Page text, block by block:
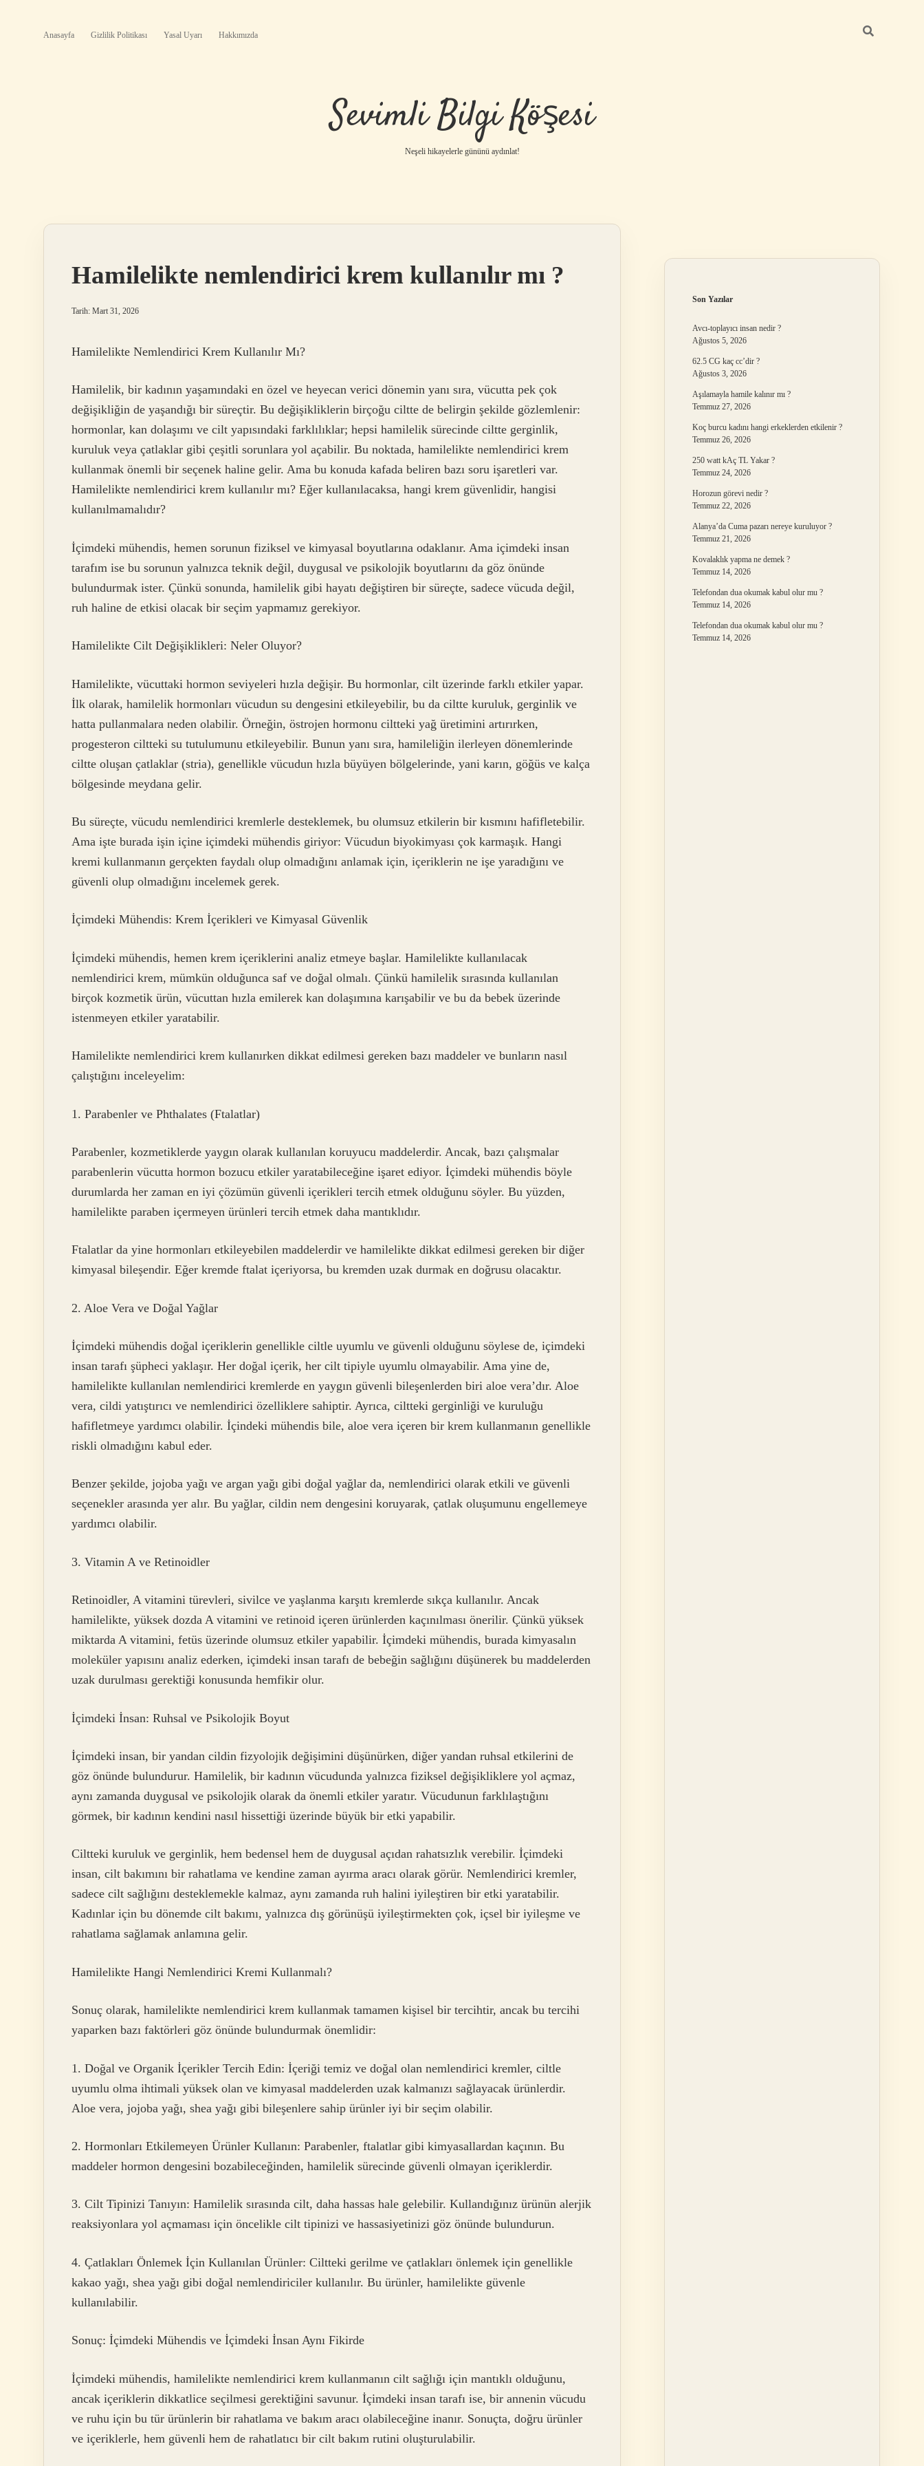
Anasayfa Gizlilik Politikası Yasal Uyarı Hakkımızda
Sevimli Bilgi Köşesi
Neşeli hikayelerle gününü aydınlat!
Hamilelikte nemlendirici krem kullanılır mı ?
Tarih: Mart 31, 2026
Hamilelikte Nemlendirici Krem Kullanılır Mı?
Hamilelik, bir kadının yaşamındaki en özel ve heyecan verici dönemin yanı sıra, vücutta pek çok
değişikliğin de yaşandığı bir süreçtir. Bu değişikliklerin birçoğu ciltte de belirgin şekilde gözlemlenir:
hormonlar, kan dolaşımı ve cilt yapısındaki farklılıklar; hepsi hamilelik sürecinde ciltte gerginlik,
kuruluk veya çatlaklar gibi çeşitli sorunlara yol açabilir. Bu noktada, hamilelikte nemlendirici krem
kullanmak önemli bir seçenek haline gelir. Ama bu konuda kafada beliren bazı soru işaretleri var.
Hamilelikte nemlendirici krem kullanılır mı? Eğer kullanılacaksa, hangi krem güvenlidir, hangisi
kullanılmamalıdır?
İçimdeki mühendis, hemen sorunun fiziksel ve kimyasal boyutlarına odaklanır. Ama içimdeki insan
tarafım ise bu sorunun yalnızca teknik değil, duygusal ve psikolojik boyutlarını da göz önünde
bulundurmak ister. Çünkü sonunda, hamilelik gibi hayatı değiştiren bir süreçte, sadece vücuda değil,
ruh haline de etkisi olacak bir seçim yapmamız gerekiyor.
Hamilelikte Cilt Değişiklikleri: Neler Oluyor?
Hamilelikte, vücuttaki hormon seviyeleri hızla değişir. Bu hormonlar, cilt üzerinde farklı etkiler yapar.
İlk olarak, hamilelik hormonları vücudun su dengesini etkileyebilir, bu da ciltte kuruluk, gerginlik ve
hatta pullanmalara neden olabilir. Örneğin, östrojen hormonu ciltteki yağ üretimini artırırken,
progesteron ciltteki su tutulumunu etkileyebilir. Bunun yanı sıra, hamileliğin ilerleyen dönemlerinde
ciltte oluşan çatlaklar (stria), genellikle vücudun hızla büyüyen bölgelerinde, yani karın, göğüs ve kalça
bölgesinde meydana gelir.
Bu süreçte, vücudu nemlendirici kremlerle desteklemek, bu olumsuz etkilerin bir kısmını hafifletebilir.
Ama işte burada işin içine içimdeki mühendis giriyor: Vücudun biyokimyası çok karmaşık. Hangi
kremi kullanmanın gerçekten faydalı olup olmadığını anlamak için, içeriklerin ne işe yaradığını ve
güvenli olup olmadığını incelemek gerek.
İçimdeki Mühendis: Krem İçerikleri ve Kimyasal Güvenlik
İçimdeki mühendis, hemen krem içeriklerini analiz etmeye başlar. Hamilelikte kullanılacak
nemlendirici krem, mümkün olduğunca saf ve doğal olmalı. Çünkü hamilelik sırasında kullanılan
birçok kozmetik ürün, vücuttan hızla emilerek kan dolaşımına karışabilir ve bu da bebek üzerinde
istenmeyen etkiler yaratabilir.
Hamilelikte nemlendirici krem kullanırken dikkat edilmesi gereken bazı maddeler ve bunların nasıl
çalıştığını inceleyelim:
1. Parabenler ve Phthalates (Ftalatlar)
Parabenler, kozmetiklerde yaygın olarak kullanılan koruyucu maddelerdir. Ancak, bazı çalışmalar
parabenlerin vücutta hormon bozucu etkiler yaratabileceğine işaret ediyor. İçimdeki mühendis böyle
durumlarda her zaman en iyi çözümün güvenli içerikleri tercih etmek olduğunu söyler. Bu yüzden,
hamilelikte paraben içermeyen ürünleri tercih etmek daha mantıklıdır.
Ftalatlar da yine hormonları etkileyebilen maddelerdir ve hamilelikte dikkat edilmesi gereken bir diğer
kimyasal bileşendir. Eğer kremde ftalat içeriyorsa, bu kremden uzak durmak en doğrusu olacaktır.
2. Aloe Vera ve Doğal Yağlar
İçimdeki mühendis doğal içeriklerin genellikle ciltle uyumlu ve güvenli olduğunu söylese de, içimdeki
insan tarafı şüpheci yaklaşır. Her doğal içerik, her cilt tipiyle uyumlu olmayabilir. Ama yine de,
hamilelikte kullanılan nemlendirici kremlerde en yaygın güvenli bileşenlerden biri aloe vera’dır. Aloe
vera, cildi yatıştırıcı ve nemlendirici özelliklere sahiptir. Ayrıca, ciltteki gerginliği ve kuruluğu
hafifletmeye yardımcı olabilir. İçindeki mühendis bile, aloe vera içeren bir krem kullanmanın genellikle
riskli olmadığını kabul eder.
Benzer şekilde, jojoba yağı ve argan yağı gibi doğal yağlar da, nemlendirici olarak etkili ve güvenli
seçenekler arasında yer alır. Bu yağlar, cildin nem dengesini koruyarak, çatlak oluşumunu engellemeye
yardımcı olabilir.
3. Vitamin A ve Retinoidler
Retinoidler, A vitamini türevleri, sivilce ve yaşlanma karşıtı kremlerde sıkça kullanılır. Ancak
hamilelikte, yüksek dozda A vitamini ve retinoid içeren ürünlerden kaçınılması önerilir. Çünkü yüksek
miktarda A vitamini, fetüs üzerinde olumsuz etkiler yapabilir. İçimdeki mühendis, burada kimyasalın
moleküler yapısını analiz ederken, içimdeki insan tarafı de bebeğin sağlığını düşünerek bu maddelerden
uzak durulması gerektiği konusunda hemfikir olur.
İçimdeki İnsan: Ruhsal ve Psikolojik Boyut
İçimdeki insan, bir yandan cildin fizyolojik değişimini düşünürken, diğer yandan ruhsal etkilerini de
göz önünde bulundurur. Hamilelik, bir kadının vücudunda yalnızca fiziksel değişikliklere yol açmaz,
aynı zamanda duygusal ve psikolojik olarak da önemli etkiler yaratır. Vücudunun farklılaştığını
görmek, bir kadının kendini nasıl hissettiği üzerinde büyük bir etki yapabilir.
Ciltteki kuruluk ve gerginlik, hem bedensel hem de duygusal açıdan rahatsızlık verebilir. İçimdeki
insan, cilt bakımını bir rahatlama ve kendine zaman ayırma aracı olarak görür. Nemlendirici kremler,
sadece cilt sağlığını desteklemekle kalmaz, aynı zamanda ruh halini iyileştiren bir etki yaratabilir.
Kadınlar için bu dönemde cilt bakımı, yalnızca dış görünüşü iyileştirmekten çok, içsel bir iyileşme ve
rahatlama sağlamak anlamına gelir.
Hamilelikte Hangi Nemlendirici Kremi Kullanmalı?
Sonuç olarak, hamilelikte nemlendirici krem kullanmak tamamen kişisel bir tercihtir, ancak bu tercihi
yaparken bazı faktörleri göz önünde bulundurmak önemlidir:
1. Doğal ve Organik İçerikler Tercih Edin: İçeriği temiz ve doğal olan nemlendirici kremler, ciltle
uyumlu olma ihtimali yüksek olan ve kimyasal maddelerden uzak kalmanızı sağlayacak ürünlerdir.
Aloe vera, jojoba yağı, shea yağı gibi bileşenlere sahip ürünler iyi bir seçim olabilir.
2. Hormonları Etkilemeyen Ürünler Kullanın: Parabenler, ftalatlar gibi kimyasallardan kaçının. Bu
maddeler hormon dengesini bozabileceğinden, hamilelik sürecinde güvenli olmayan içeriklerdir.
3. Cilt Tipinizi Tanıyın: Hamilelik sırasında cilt, daha hassas hale gelebilir. Kullandığınız ürünün alerjik
reaksiyonlara yol açmaması için öncelikle cilt tipinizi ve hassasiyetinizi göz önünde bulundurun.
4. Çatlakları Önlemek İçin Kullanılan Ürünler: Ciltteki gerilme ve çatlakları önlemek için genellikle
kakao yağı, shea yağı gibi doğal nemlendiriciler kullanılır. Bu ürünler, hamilelikte güvenle
kullanılabilir.
Sonuç: İçimdeki Mühendis ve İçimdeki İnsan Aynı Fikirde
İçimdeki mühendis, hamilelikte nemlendirici krem kullanmanın cilt sağlığı için mantıklı olduğunu,
ancak içeriklerin dikkatlice seçilmesi gerektiğini savunur. İçimdeki insan tarafı ise, bir annenin vücudu
ve ruhu için bu tür ürünlerin bir rahatlama ve bakım aracı olabileceğine inanır. Sonuçta, doğru ürünler
ve içeriklerle, hem güvenli hem de rahatlatıcı bir cilt bakım rutini oluşturulabilir.
Son Yazılar
Avcı-toplayıcı insan nedir ?
Ağustos 5, 2026
62.5 CG kaç cc’dir ?
Ağustos 3, 2026
Aşılamayla hamile kalınır mı ?
Temmuz 27, 2026
Koç burcu kadını hangi erkeklerden etkilenir ?
Temmuz 26, 2026
250 watt kAç TL Yakar ?
Temmuz 24, 2026
Horozun görevi nedir ?
Temmuz 22, 2026
Alanya’da Cuma pazarı nereye kuruluyor ?
Temmuz 21, 2026
Kovalaklık yapma ne demek ?
Temmuz 14, 2026
Telefondan dua okumak kabul olur mu ?
Temmuz 14, 2026
Telefondan dua okumak kabul olur mu ?
Temmuz 14, 2026